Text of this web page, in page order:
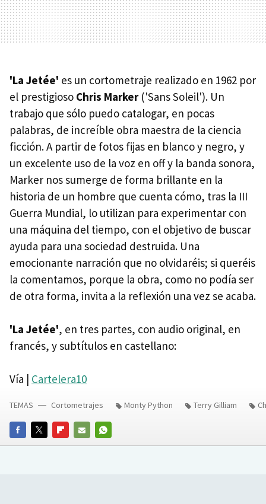
'La Jetée' es un cortometraje realizado en 1962 por
el prestigioso Chris Marker('Sans Soleil'). Un
trabajo que sólo puedo catalogar, en pocas
palabras, de increíble obra maestra de la ciencia
ficción. A partir de fotos fijas en blanco y negro, y
un excelente uso de la voz en off y la banda sonora,
Marker nos sumerge de forma brillante en la
historia de un hombre que cuenta cómo, tras la III
Guerra Mundial, lo utilizan para experimentar con
una máquina del tiempo, con el objetivo de buscar
ayuda para una sociedad destruida. Una
emocionante narración que no olvidaréis; si queréis
la comentamos, porque la obra, como no podía ser
de otra forma, invita a la reflexión una vez se acaba.
'La Jetée', en tres partes, con audio original, en
francés, y subtítulos en castellano:
Vía | Cartelera10
FACEBOOKTWITTERFLIPBOARD
E-
WHATSAPP
TEMAS Cortometrajes Monty Python Terry Gilliam